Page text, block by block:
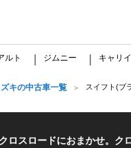
ルト ジムニー キャリイ
ズキの中古車一覧 スイフト(ブ
ロスロードにおまかせ。ク